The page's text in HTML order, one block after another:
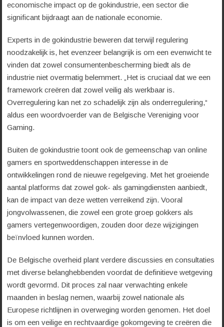
economische impact op de gokindustrie, een sector die
significant bijdraagt aan de nationale economie.
Experts in de gokindustrie beweren dat terwijl regulering
noodzakelijk is, het evenzeer belangrijk is om een evenwicht te
vinden dat zowel consumentenbescherming biedt als de
industrie niet overmatig belemmert. „Het is cruciaal dat we een
framework creëren dat zowel veilig als werkbaar is.
Overregulering kan net zo schadelijk zijn als onderregulering,“
aldus een woordvoerder van de Belgische Vereniging voor
Gaming.
Buiten de gokindustrie toont ook de gemeenschap van online
gamers en sportweddenschappen interesse in de
ontwikkelingen rond de nieuwe regelgeving. Met het groeiende
aantal platforms dat zowel gok- als gamingdiensten aanbiedt,
kan de impact van deze wetten verreikend zijn. Vooral
jongvolwassenen, die zowel een grote groep gokkers als
gamers vertegenwoordigen, zouden door deze wijzigingen
beïnvloed kunnen worden.
De Belgische overheid plant verdere discussies en consultaties
met diverse belanghebbenden voordat de definitieve wetgeving
wordt gevormd. Dit proces zal naar verwachting enkele
maanden in beslag nemen, waarbij zowel nationale als
Europese richtlijnen in overweging worden genomen. Het doel
is om een veilige en rechtvaardige gokomgeving te creëren die